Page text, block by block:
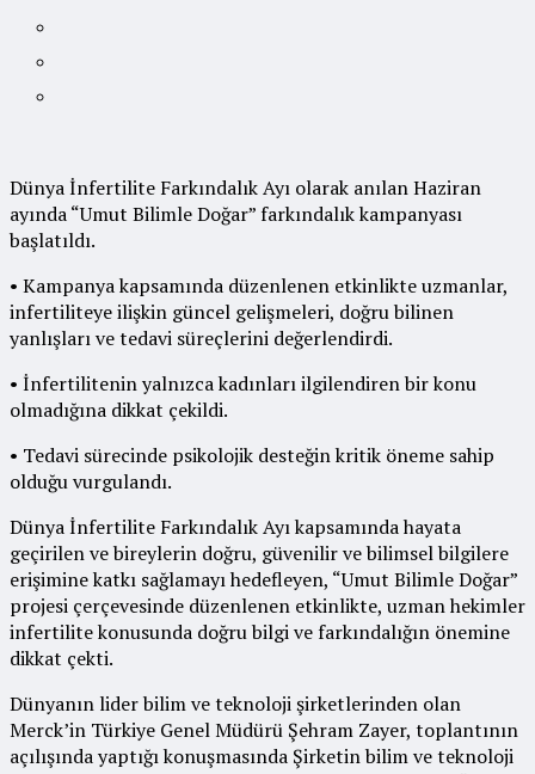
Dünya İnfertilite Farkındalık Ayı olarak anılan Haziran
ayında “Umut Bilimle Doğar” farkındalık kampanyası
başlatıldı.
• Kampanya kapsamında düzenlenen etkinlikte uzmanlar,
infertiliteye ilişkin güncel gelişmeleri, doğru bilinen
yanlışları ve tedavi süreçlerini değerlendirdi.
• İnfertilitenin yalnızca kadınları ilgilendiren bir konu
olmadığına dikkat çekildi.
• Tedavi sürecinde psikolojik desteğin kritik öneme sahip
olduğu vurgulandı.
Dünya İnfertilite Farkındalık Ayı kapsamında hayata
geçirilen ve bireylerin doğru, güvenilir ve bilimsel bilgilere
erişimine katkı sağlamayı hedefleyen, “Umut Bilimle Doğar”
projesi çerçevesinde düzenlenen etkinlikte, uzman hekimler
infertilite konusunda doğru bilgi ve farkındalığın önemine
dikkat çekti.
Dünyanın lider bilim ve teknoloji şirketlerinden olan
Merck’in Türkiye Genel Müdürü Şehram Zayer, toplantının
açılışında yaptığı konuşmasında Şirketin bilim ve teknoloji